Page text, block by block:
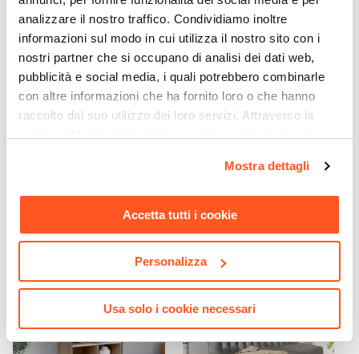
analizzare il nostro traffico. Condividiamo inoltre
informazioni sul modo in cui utilizza il nostro sito con i
nostri partner che si occupano di analisi dei dati web,
pubblicità e social media, i quali potrebbero combinarle
con altre informazioni che ha fornito loro o che hanno
raccolto dal suo utilizzo dei loro servizi. Attraverso la
momento. Per maggiori informazioni si invita a leggere la
Mostra dettagli
Accetta tutti i cookie
Personalizza
Usa solo i cookie necessari
Altezza Seduta Massima
55,5 cm
Altezza Seduta Minima
45,5 cm
Altezza Massima
90,5 cm
Altezza Minima
Si
Verniciatura
CODICE:AR-42N CODICE:PUZZLE-RG
scuro - Puzzle
€ 11,50